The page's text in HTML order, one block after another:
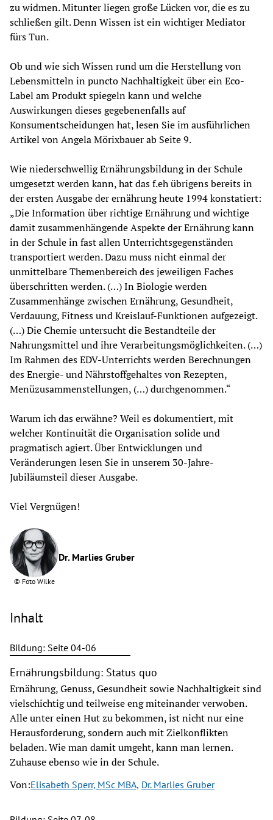
zu widmen. Mitunter liegen große Lücken vor, die es zu
schließen gilt. Denn Wissen ist ein wichtiger Mediator
fürs Tun.
Ob und wie sich Wissen rund um die Herstellung von
Lebensmitteln in puncto Nachhaltigkeit über ein Eco-
Label am Produkt spiegeln kann und welche
Auswirkungen dieses gegebenenfalls auf
Konsumentscheidungen hat, lesen Sie im ausführlichen
Artikel von Angela Mörixbauer ab Seite 9.
Wie niederschwellig Ernährungsbildung in der Schule
umgesetzt werden kann, hat das f.eh übrigens bereits in
der ersten Ausgabe der ernährung heute 1994 konstatiert:
„Die Information über richtige Ernährung und wichtige
damit zusammenhängende Aspekte der Ernährung kann
in der Schule in fast allen Unterrichtsgegenständen
transportiert werden. Dazu muss nicht einmal der
unmittelbare Themenbereich des jeweiligen Faches
überschritten werden. (…) In Biologie werden
Zusammenhänge zwischen Ernährung, Gesundheit,
Verdauung, Fitness und Kreislauf-Funktionen aufgezeigt.
(…) Die Chemie untersucht die Bestandteile der
Nahrungsmittel und ihre Verarbeitungsmöglichkeiten. (…)
Im Rahmen des EDV-Unterrichts werden Berechnungen
des Energie- und Nährstoffgehaltes von Rezepten,
Menüzusammenstellungen, (…) durchgenommen.“
Warum ich das erwähne? Weil es dokumentiert, mit
welcher Kontinuität die Organisation solide und
pragmatisch agiert. Über Entwicklungen und
Veränderungen lesen Sie in unserem 30-Jahre-
Jubiläumsteil dieser Ausgabe.
Viel Vergnügen!
© Foto Wilke
Dr. Marlies Gruber
Inhalt
Bildung: Seite 04-06
Ernährungsbildung: Status quo
Ernährung, Genuss, Gesundheit sowie Nachhaltigkeit sind
vielschichtig und teilweise eng miteinander verwoben.
Alle unter einen Hut zu bekommen, ist nicht nur eine
Herausforderung, sondern auch mit Zielkonflikten
beladen. Wie man damit umgeht, kann man lernen.
Zuhause ebenso wie in der Schule.
Von:Elisabeth Sperr, MSc MBA, Dr. Marlies Gruber